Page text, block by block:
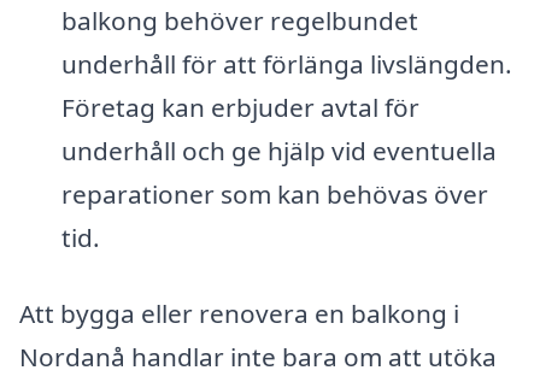
balkong behöver regelbundet
underhåll för att förlänga livslängden.
Företag kan erbjuder avtal för
underhåll och ge hjälp vid eventuella
reparationer som kan behövas över
tid.
Att bygga eller renovera en balkong i
Nordanå handlar inte bara om att utöka